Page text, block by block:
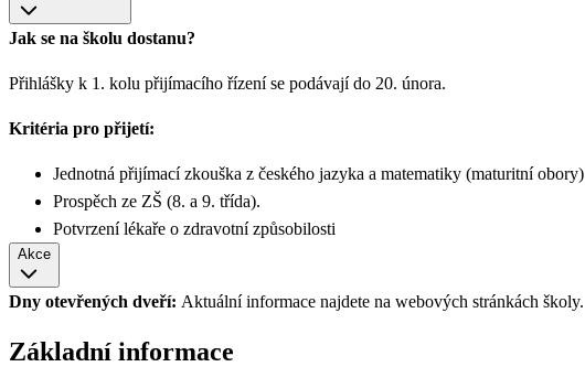
Jak se na školu dostanu?
Přihlášky k 1. kolu přijímacího řízení se podávají do 20. února.
Kritéria pro přijetí:
Jednotná přijímací zkouška z českého jazyka a matematiky (maturitní obory)
Prospěch ze ZŠ (8. a 9. třída).
Potvrzení lékaře o zdravotní způsobilosti
Akce
Dny otevřených dveří: Aktuální informace najdete na webových stránkách školy.
Základní informace